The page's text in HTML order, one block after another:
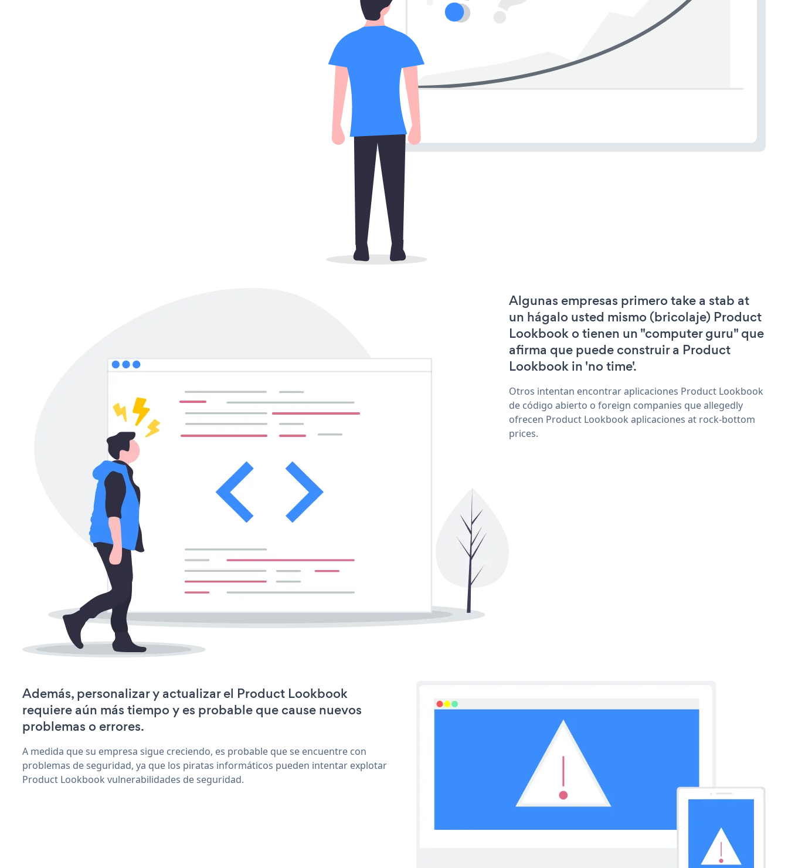
Algunas empresas primero take a stab at
un hágalo usted mismo (bricolaje) Product
Lookbook o tienen un "computer guru" que
afirma que puede construir a Product
Lookbook in 'no time'.
Otros intentan encontrar aplicaciones Product Lookbook
de código abierto o foreign companies que allegedly
ofrecen Product Lookbook aplicaciones at rock-bottom
prices.
Además, personalizar y actualizar el Product Lookbook
requiere aún más tiempo y es probable que cause nuevos
problemas o errores.
A medida que su empresa sigue creciendo, es probable que se encuentre con
problemas de seguridad, ya que los piratas informáticos pueden intentar explotar
Product Lookbook vulnerabilidades de seguridad.